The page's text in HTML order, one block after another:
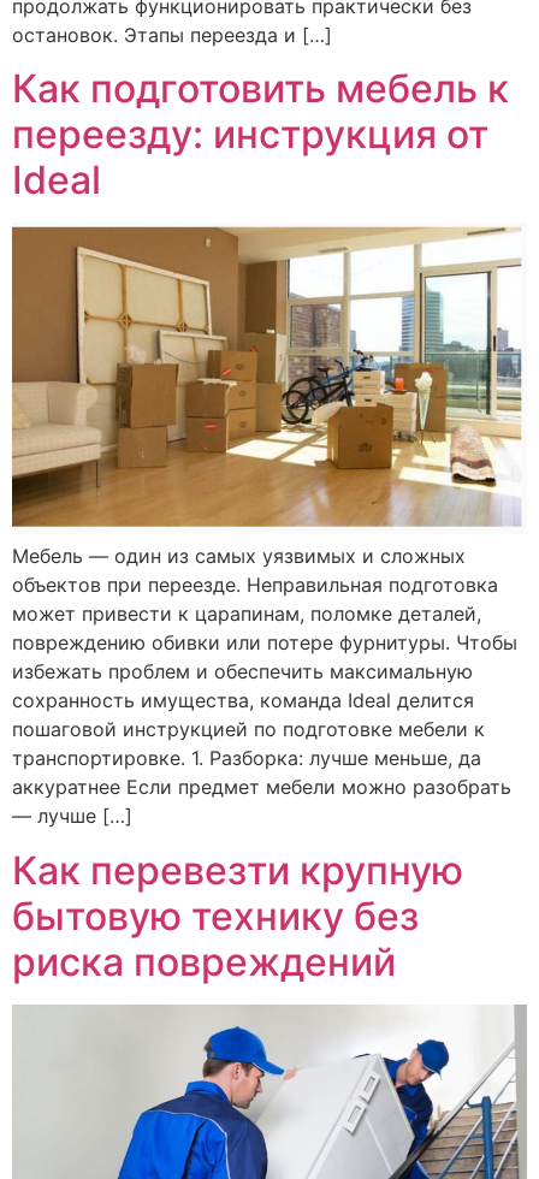
продолжать функционировать практически без
остановок. Этапы переезда и […]
Как подготовить мебель к
переезду: инструкция от
Ideal
Мебель — один из самых уязвимых и сложных
объектов при переезде. Неправильная подготовка
может привести к царапинам, поломке деталей,
повреждению обивки или потере фурнитуры. Чтобы
избежать проблем и обеспечить максимальную
сохранность имущества, команда Ideal делится
пошаговой инструкцией по подготовке мебели к
транспортировке. 1. Разборка: лучше меньше, да
аккуратнее Если предмет мебели можно разобрать
— лучше […]
Как перевезти крупную
бытовую технику без
риска повреждений